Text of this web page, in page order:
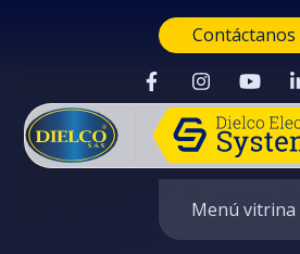
Contáctanos
Menú vitrina